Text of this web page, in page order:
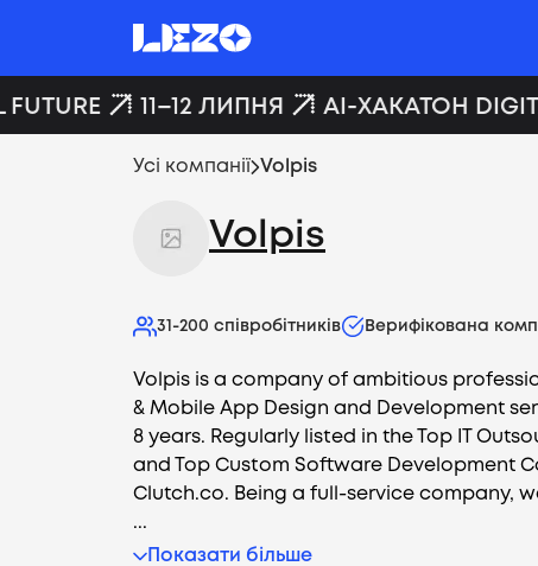
11–12 ЛИПНЯ AI-ХАКАТОН
Усі компанії Volpis
Volpis
31-200 співробітників Верифікована
Volpis is a company of ambitious
& Mobile App Design and Development
8 years. Regularly listed in the Top IT
and Top Custom Software Development
Clutch.co. Being a full-service company,
...
Показати більше